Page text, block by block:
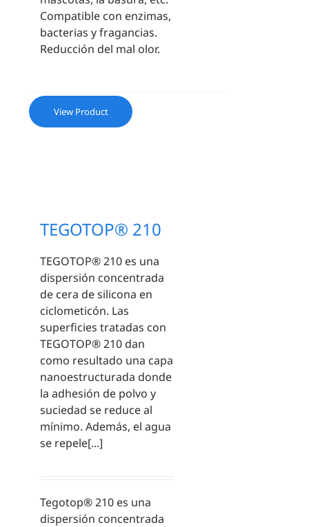
Compatible con enzimas,
bacterias y fragancias.
Reducción del mal olor.
View Product
TEGOTOP® 210
TEGOTOP® 210 es una
dispersión concentrada
de cera de silicona en
ciclometicón. Las
superficies tratadas con
TEGOTOP® 210 dan
como resultado una capa
nanoestructurada donde
la adhesión de polvo y
suciedad se reduce al
mínimo. Además, el agua
se repele[...]
Tegotop® 210 es una
dispersión concentrada